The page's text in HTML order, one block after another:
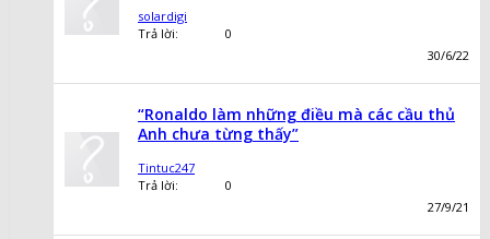
solardigi
Trả lời:
0
30/6/22
“Ronaldo làm những điều mà các cầu thủ
Anh chưa từng thấy”
Tintuc247
Trả lời:
0
27/9/21